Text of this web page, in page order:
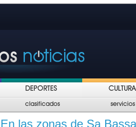
En las zonas de Sa